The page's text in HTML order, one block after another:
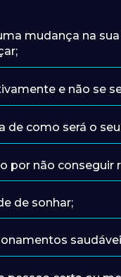
mudança na
e não se
de como será o
por não conseguir
de sonhar;